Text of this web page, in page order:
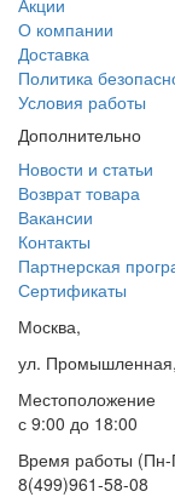
О компании
Доставка
Политика
Условия работы
Дополнительно
Новости и статьи
Возврат товара
Вакансии
Контакты
Партнерская
Сертификаты
Москва,
ул.
Местоположение
с 9:00 до 18:00
Время работы (Пн-
8(499)961-58-08